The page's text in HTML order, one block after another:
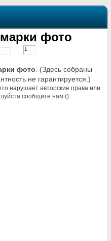
фото
фото . (Здесь собраны
не гарантируется.)
нарушает авторские права или
сообщите нам ().